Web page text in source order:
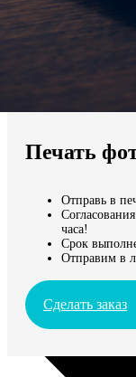
Мы доставляем по
Продолжить без
Печать
Отправь в
часа!
Срок
Отправим в
Сделать заказ